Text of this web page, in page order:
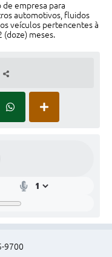
de empresa para
automotivos, fluidos
veículos pertencentes à
meses.
9700